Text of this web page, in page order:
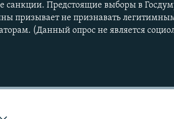
санкции. Предстоящие выборы в
призывает не признавать
(Данный опрос не является